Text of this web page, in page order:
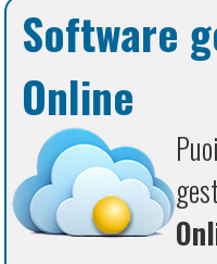
Software
Online